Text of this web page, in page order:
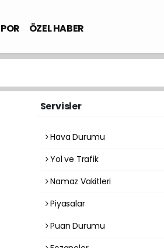
ÖZEL HABER
Servisler
Hava Durumu
Yol ve Trafik
Namaz Vakitleri
Piyasalar
Puan Durumu